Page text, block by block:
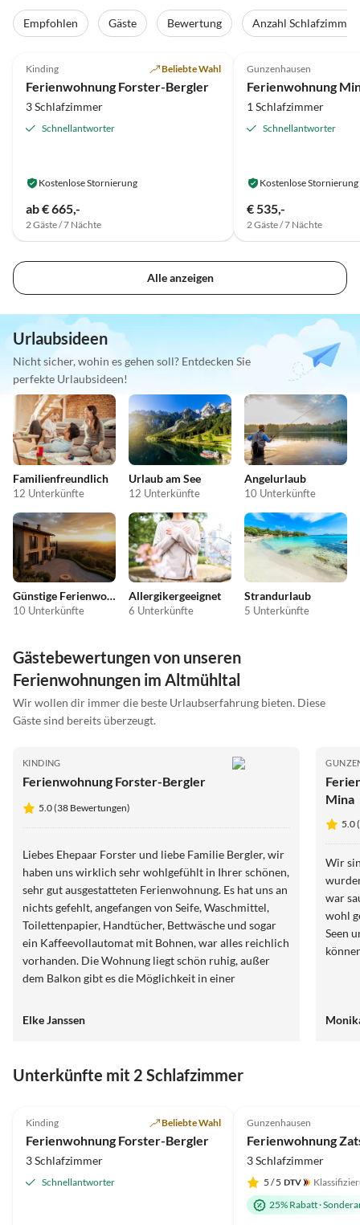
Empfohlen Gäste Bewertung Anzahl Schlafzimmer
Kinding Beliebte Wahl
Ferienwohnung Forster-Bergler
3 Schlafzimmer
Schnellantworter
Kostenlose Stornierung
ab € 665,-
2 Gäste / 7 Nächte
Gunzenhausen
Ferienwohnung
1 Schlafzimmer
Schnellantworter
Kostenlose Stornierung
€ 535,-
2 Gäste / 7 Nächte
Alle anzeigen
Urlaubsideen
Nicht sicher, wohin es gehen soll? Entdecken Sie
perfekte Urlaubsideen!
Familienfreundlich
12 Unterkünfte
Urlaub am See
12 Unterkünfte
Angelurlaub
10 Unterkünfte
Günstige Ferienwohnungen
10 Unterkünfte
Allergikergeeignet
6 Unterkünfte
Strandurlaub
5 Unterkünfte
Gästebewertungen von unseren
Ferienwohnungen im Altmühltal
Wir wollen dir immer die beste Urlaubserfahrung bieten. Diese
Gäste sind bereits überzeugt.
KINDING
Ferienwohnung Forster-Bergler
5.0 (38 Bewertungen)
Liebes Ehepaar Forster und liebe Familie Bergler, wir
haben uns wirklich sehr wohlgefühlt in Ihrer schönen,
sehr gut ausgestatteten Ferienwohnung. Es hat uns an
nichts gefehlt, angefangen von Seife, Waschmittel,
Toilettenpapier, Handtücher, Bettwäsche und sogar
ein Kaffeevollautomat mit Bohnen, war alles reichlich
vorhanden. Die Wohnung liegt schön ruhig, außer
dem Balkon gibt es die Möglichkeit in einer
Garten zu sitzen. Wir waren bei schönem Wetter
Äpfeln aus dem Garten versorgt und sogar ein
Fahrrad für unsere Tochter zur Verfügung gestellt.
Urlaub mit unserer Tochter und Enkelkindern. Vielen
Dank! Fam. J.
Elke Janssen
Mina
5.0
Wir
war
wohl
Seen
Unterkünfte mit 2 Schlafzimmer
Kinding Beliebte Wahl
Ferienwohnung Forster-Bergler
3 Schlafzimmer
Schnellantworter
Gunzenhausen
Ferienwohnung
3 Schlafzimmer
5 / 5
25% Rabatt·